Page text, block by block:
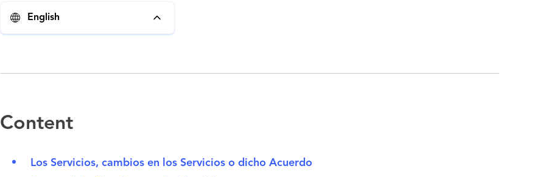
English
Content
Los Servicios, cambios en los Servicios o dicho Acuerdo